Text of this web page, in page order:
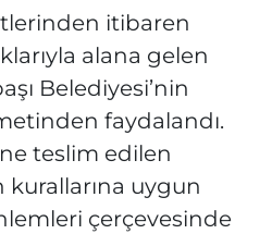
itibaren
alana gelen
Belediyesi’nin
faydalandı.
teslim edilen
kurallarına uygun
çerçevesinde